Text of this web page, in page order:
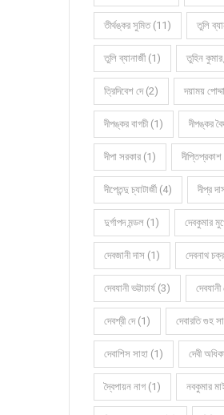
তীর্থঙ্কর সুমিত (11) তুলি
তুলি ব্যানার্জী (1) তুহিন কুমার
ত্রিদিবেশ দে (2) দয়াময়
দীপঙ্কর বাগচী (1) দীপঙ্কর
দীপা সরকার (1)
দীপ্তেন্দু চ্যাটার্জী (4) দীপ্র
দুর্গাপদ মন্ডল (1) দেবকুমার
দেবজানী দাস (1) দেবনাথ
দেবযানী ভট্টাচার্য (3)
দেবশ্রী দে (1) দেবারতি গুহ
দেবাশিস সাহা (1) দেবী
দ্বৈপায়ন নাগ (1) নবকুমার